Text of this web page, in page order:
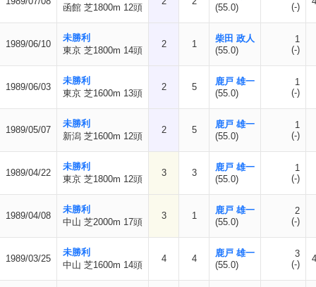
函館 芝1800m 12頭
(55.0)
(-)
1989/06/10
未勝利
東京 芝1800m 14頭
2 1
柴田 政人
(55.0)
1
(-)
1989/06/03
未勝利
東京 芝1600m 13頭
2 5
鹿戸 雄一
(55.0)
1
(-)
1989/05/07
未勝利
新潟 芝1600m 12頭
2 5
鹿戸 雄一
(55.0)
1
(-)
1989/04/22
未勝利
東京 芝1800m 12頭
3 3
鹿戸 雄一
(55.0)
1
(-)
1989/04/08
未勝利
中山 芝2000m 17頭
3 1
鹿戸 雄一
(55.0)
2
(-)
1989/03/25
未勝利
中山 芝1600m 14頭
4 4
鹿戸 雄一
(55.0)
3
(-)